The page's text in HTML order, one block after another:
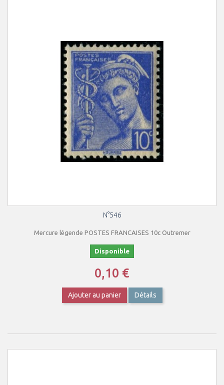
N°546
Mercure légende POSTES FRANCAISES 10c Outremer
Disponible
0,10 €
Ajouter au panier Détails